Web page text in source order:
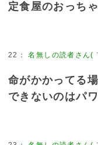
定食屋のおっち
22 ：名無しの読者さん(
命がかかってる
できないのはパ